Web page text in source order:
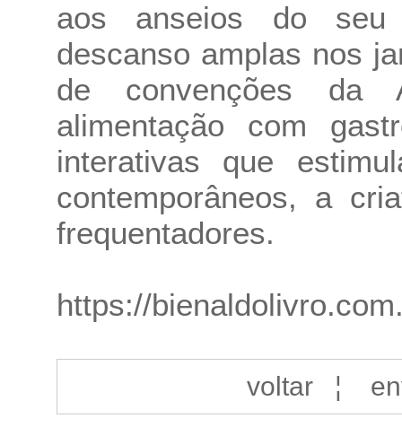
aos anseios do seu
descanso amplas nos
de convenções da
alimentação com
interativas que
contemporâneos, a
frequentadores.
https://
voltar¦